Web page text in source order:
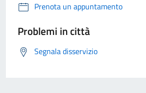
Prenota un appuntamento
Problemi in città
Segnala disservizio